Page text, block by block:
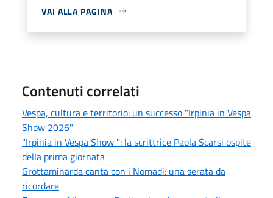
VAI ALLA PAGINA
Contenuti correlati
Vespa, cultura e territorio: un successo "Irpinia in Vespa
Show 2026"
"Irpinia in Vespa Show ": la scrittrice Paola Scarsi ospite
della prima giornata
Grottaminarda canta con i Nomadi: una serata da
ricordare